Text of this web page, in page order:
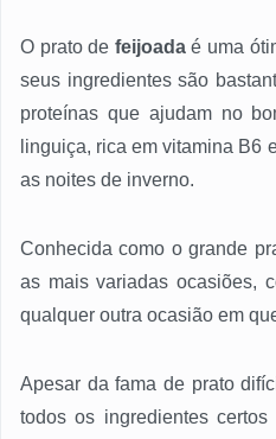
O prato de feijoadaé uma
seus ingredientes são
proteínas que ajudam no
linguiça, rica em vitamina B6
as noites de inverno.
Conhecida como o grande
as mais variadas ocasiões,
qualquer outra ocasião em
Apesar da fama de prato
todos os ingredientes